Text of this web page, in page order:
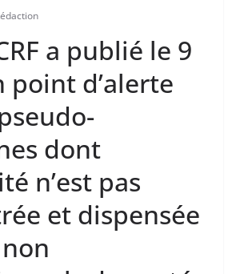
a publié le 9
point d’alerte
dont
n’est pas
et dispensée